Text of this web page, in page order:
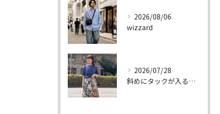
2026/08/06
wizzard
2026/07/28
斜めにタックが入る事でスカートに綺麗な流れができ、品の良さを...